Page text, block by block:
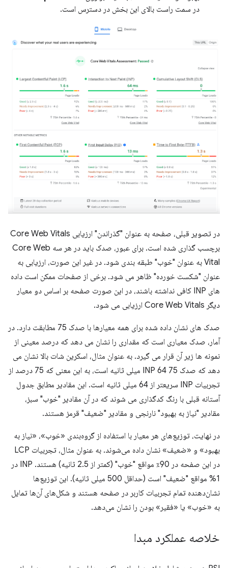
در سمت راست بالای این بخش در دسترس است.
در تصویر قبلی، صفحه به عنوان "گذراندن" ارزیابی Core Web Vitals
برچسب گذاری شده است. برای عبور، صدک باید در هر سه Core Web
Vital به عنوان "خوب" طبقه بندی شود. در غیر این صورت، ارزیابی به
عنوان "شکست خورده" ظاهر می شود. برخی از صفحات ممکن است داده
های INP کافی نداشته باشند، در این صورت صفحه بر اساس دو معیار
دیگر Core Web Vitals ارزیابی می شود.
صدک های نشان داده شده برای همه معیارها با صدک 75 مطابقت دارد. در
آمار، صدک معیاری است که مقداری را نشان می دهد که درصد معینی از
نمونه ها زیر آن قرار می گیرد. به عنوان مثال، اسکرین شات بالا نشان می
دهد که صدک 75 INP 64 میلی ثانیه است، به این معنی که 75 درصد از
تجربیات INP سریعتر از 64 میلی ثانیه است. این مقادیر مطابق جدول
آستانه قبلی با رنگ کدگذاری می شوند که در آن مقادیر "خوب" سبز،
مقادیر "نیاز به بهبود" نارنجی و مقادیر "ضعیف" قرمز هستند.
در نهایت، توزیع‌های هر معیار با استفاده از گروه‌بندی «خوب»، «نیاز به
بهبود» و «ضعیف» نشان داده می‌شوند. به عنوان مثال، تجربیات LCP
در این صفحه در 90٪ مواقع "خوب" (کمتر از 2.5 ثانیه) هستند. INP در
1% مواقع "ضعیف" است (حداقل 500 میلی ثانیه). این توزیع‌ها
نشان‌دهنده تمام تجربیات کاربر در صفحه هستند و شکل‌های آن‌ها تمایل
به «خوب» یا «فقیر» بودن را نشان می‌دهد.
خلاصه عملکرد مبدا